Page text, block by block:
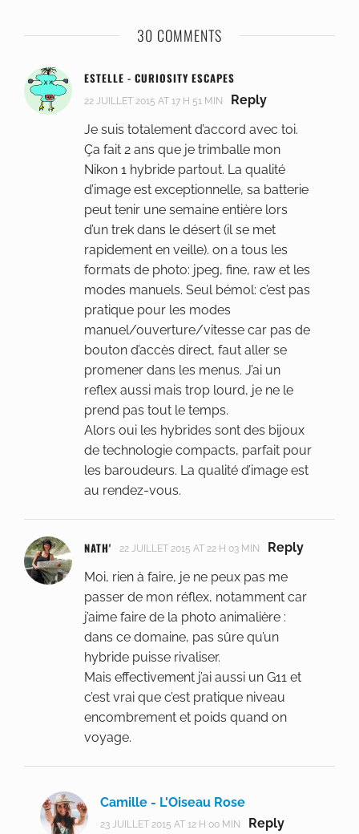
30 COMMENTS
ESTELLE - CURIOSITY ESCAPES
22 JUILLET 2015 AT 17 H 51 MIN
Reply
Je suis totalement d’accord avec toi.
Ça fait 2 ans que je trimballe mon
Nikon 1 hybride partout. La qualité
d’image est exceptionnelle, sa batterie
peut tenir une semaine entière lors
d’un trek dans le désert (il se met
rapidement en veille). on a tous les
formats de photo: jpeg, fine, raw et les
modes manuels. Seul bémol: c’est pas
pratique pour les modes
manuel/ouverture/vitesse car pas de
bouton d’accès direct, faut aller se
promener dans les menus. J’ai un
reflex aussi mais trop lourd, je ne le
prend pas tout le temps.
Alors oui les hybrides sont des bijoux
de technologie compacts, parfait pour
les baroudeurs. La qualité d’image est
au rendez-vous.
NATH' 22 JUILLET 2015 AT 22 H 03 MIN
Reply
Moi, rien à faire, je ne peux pas me
passer de mon réflex, notamment car
j’aime faire de la photo animalière :
dans ce domaine, pas sûre qu’un
hybride puisse rivaliser.
Mais effectivement j’ai aussi un G11 et
c’est vrai que c’est pratique niveau
encombrement et poids quand on
voyage.
Camille - L'Oiseau Rose
23 JUILLET 2015 AT 12 H 00 MIN
Reply